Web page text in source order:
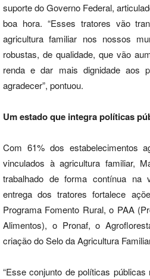
suporte do Governo Federal,
boa hora. “Esses tratores vão
agricultura familiar nos nossos
robustas, de qualidade, que vão
renda e dar mais dignidade aos
agradecer”, pontuou.
Um estado que integra políticas
Com 61% dos estabelecimentos
vinculados à agricultura familiar,
trabalhado de forma contínua na
entrega dos tratores fortalece
Programa Fomento Rural, o PAA
Alimentos), o Pronaf, o
criação do Selo da Agricultura
“Esse conjunto de políticas